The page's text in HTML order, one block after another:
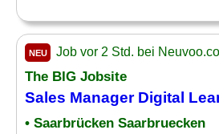
NEU Job vor 2 Std. bei
The BIG Jobsite
Sales ManagerDigital
• Saarbrücken Saarbruecken